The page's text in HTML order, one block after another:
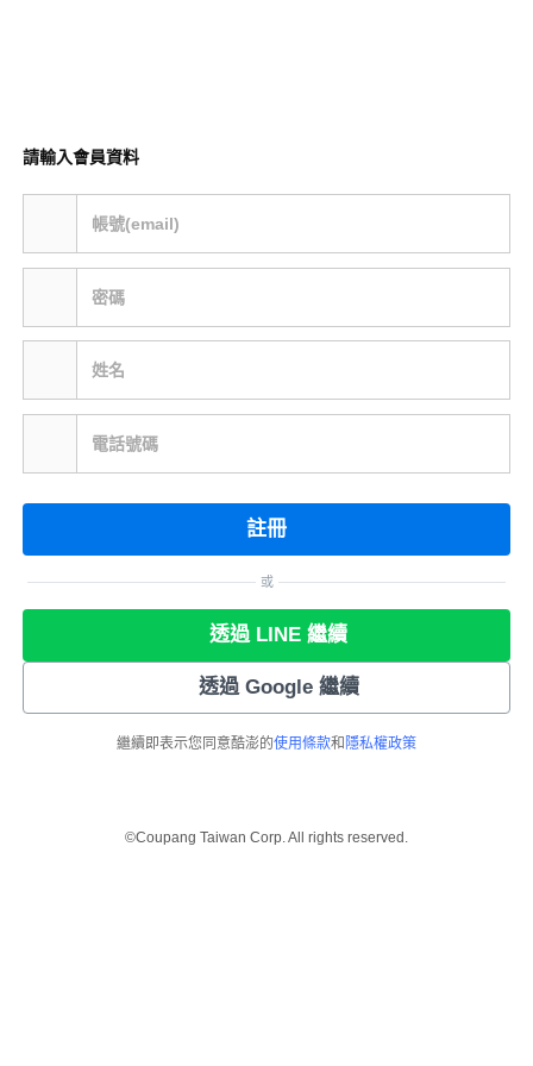
請輸入會員資料
帳號(email)
密碼
姓名
電話號碼
註冊
或
透過 LINE 繼續
透過 Google 繼續
繼續即表示您同意酷澎的使用條款和 隱私權政策
©Coupang Taiwan Corp. All rights reserved.